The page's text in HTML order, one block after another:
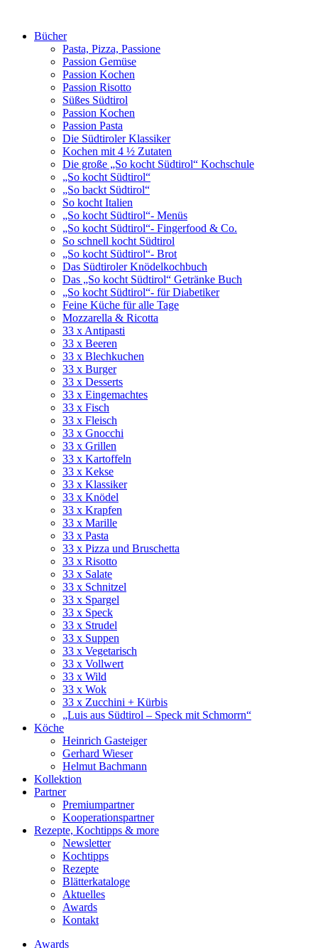
Bücher
Pasta, Pizza, Passione
Passion Gemüse
Passion Kochen
Passion Risotto
Süßes Südtirol
Passion Kochen
Passion Pasta
Die Südtiroler Klassiker
Kochen mit 4 ½ Zutaten
Die große „So kocht Südtirol“ Kochschule
„So kocht Südtirol“
„So backt Südtirol“
So kocht Italien
„So kocht Südtirol“- Menüs
„So kocht Südtirol“- Fingerfood & Co.
So schnell kocht Südtirol
„So kocht Südtirol“- Brot
Das Südtiroler Knödelkochbuch
Das „So kocht Südtirol“ Getränke Buch
„So kocht Südtirol“- für Diabetiker
Feine Küche für alle Tage
Mozzarella & Ricotta
33 x Antipasti
33 x Beeren
33 x Blechkuchen
33 x Burger
33 x Desserts
33 x Eingemachtes
33 x Fisch
33 x Fleisch
33 x Gnocchi
33 x Grillen
33 x Kartoffeln
33 x Kekse
33 x Klassiker
33 x Knödel
33 x Krapfen
33 x Marille
33 x Pasta
33 x Pizza und Bruschetta
33 x Risotto
33 x Salate
33 x Schnitzel
33 x Spargel
33 x Speck
33 x Strudel
33 x Suppen
33 x Vegetarisch
33 x Vollwert
33 x Wild
33 x Wok
33 x Zucchini + Kürbis
„Luis aus Südtirol – Speck mit Schmorrn“
Köche
Heinrich Gasteiger
Gerhard Wieser
Helmut Bachmann
Kollektion
Partner
Premiumpartner
Kooperationspartner
Rezepte, Kochtipps & more
Newsletter
Kochtipps
Rezepte
Blätterkataloge
Aktuelles
Awards
Kontakt
Awards